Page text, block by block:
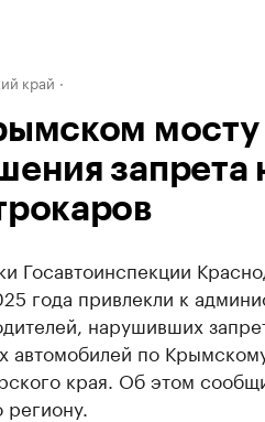
край
мосту
запрета
Госавтоинспекции
года привлекли к
нарушивших
автомобилей по
края. Об этом